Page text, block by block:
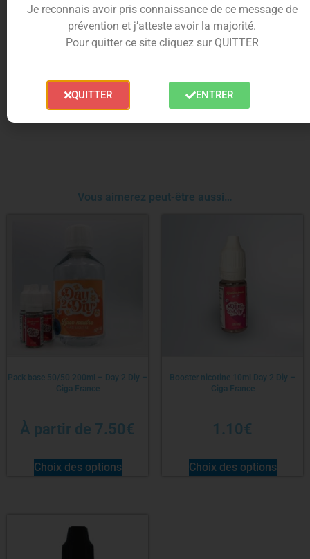
L’arôme Fraise des boisest un concentré pour e-
liquide. Il ne doit pas être vapoté seul. Il est prévu
pour être mélangé dans une base PG/VG de votre
ml de DIY.
Il est conditionné dans un flacon PET de 10ml avec
sécurité enfant.
Vous aimerez peut-être aussi…
Pack base 50/50 200ml – Day 2 Diy –
Ciga France
À partir de 7.50€
Choix des options
Booster nicotine 10ml Day 2 Diy –
Ciga France
1.10€
Choix des options
Je reconnais avoir pris connaissance de ce message de
prévention et j’atteste avoir la majorité.
Pour quitter ce site cliquez sur QUITTER
QUITTER ENTRER